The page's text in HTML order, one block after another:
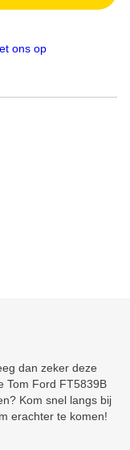
ons op
dan zeker deze
Tom Ford FT5839B
Kom snel langs bij
erachter te komen!